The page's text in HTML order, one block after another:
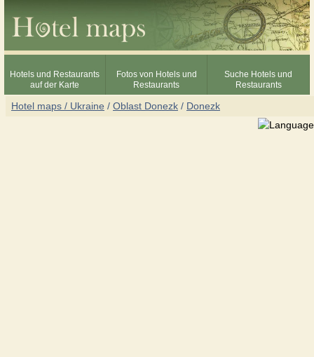
Hotels und Restaurants
auf der Karte
Fotos von Hotels und
Restaurants
Suche Hotels und
Restaurants
Hotel maps / Ukraine / Oblast Donezk / Donezk